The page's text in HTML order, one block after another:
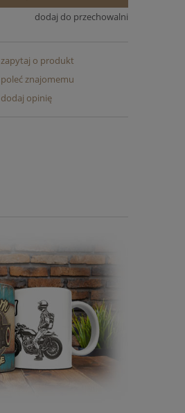
dodaj do przechowalni
zapytaj o produkt
poleć znajomemu
dodaj opinię